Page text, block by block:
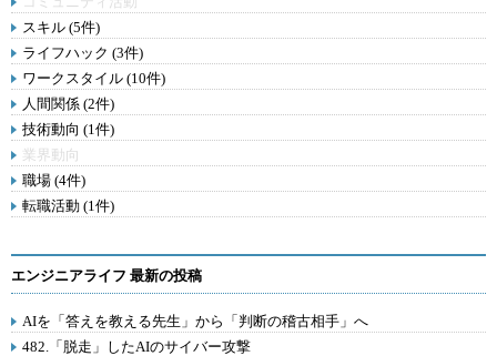
スキル (5件)
ライフハック (3件)
ワークスタイル (10件)
人間関係 (2件)
技術動向 (1件)
業界動向
職場 (4件)
転職活動 (1件)
エンジニアライフ 最新の投稿
AIを「答えを教える先生」から「判断の稽古相手」へ
482.「脱走」したAIのサイバー攻撃